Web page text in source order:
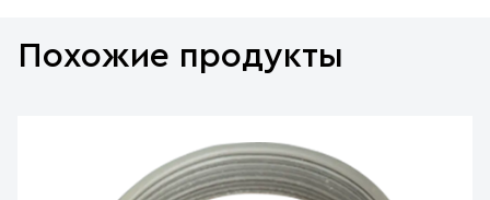
Похожие продукты